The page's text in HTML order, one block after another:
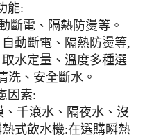
能:
斷電、隔熱防燙等。
動斷電、隔熱防燙等,
水定量、溫度多種選
洗、安全斷水。
因素:
千滾水、隔夜水、沒
式飲水機:在選購瞬熱